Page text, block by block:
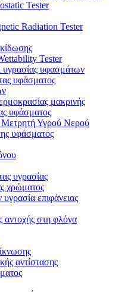
Tester
Radiation Tester
Tester
υγρασίας υφασμάτων
υφάσματος
μακρινής
υφάσματος
Μετρητή Υγρού Νερού
υφάσματος
υγρασίας
χρώματος
επιφάνειας
αντοχής στη φλόγα
αντίστασης